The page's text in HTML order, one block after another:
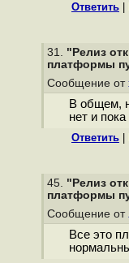
Ответить
31. "Релиз
платформы
Сообщение от
В общем,
нет и
Ответить
45. "Релиз
платформы
Сообщение от
Все это